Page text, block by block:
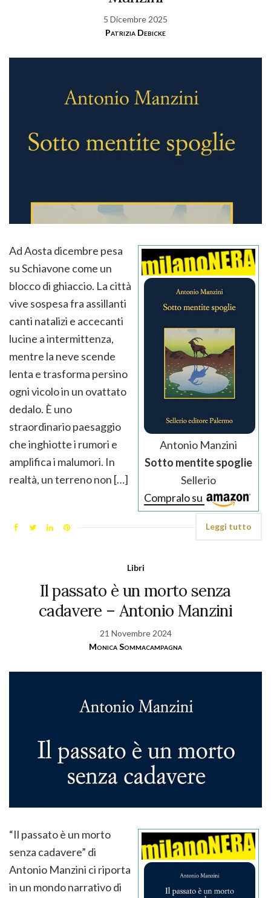
5 Dicembre 2025
Patrizia Debicke
Antonio Manzini
Sotto mentite spoglie
Sellerio
Compralo su
Ad Aosta dicembre pesa
su Schiavone come un
blocco di ghiaccio. La città
vive sospesa fra assillanti
canti natalizi e accecanti
lucine a intermittenza,
mentre la neve scende
lenta e trasforma persino
ogni vicolo in un ovattato
dedalo. È uno
straordinario paesaggio
che inghiotte i rumori e
amplifica i malumori. In
realtà, un terreno non […]
Leggi tutto
Libri
Il passato è un morto senza
cadavere – Antonio Manzini
21 Novembre 2024
Monica Sommacampagna
“Il passato è un morto
senza cadavere” di
Antonio Manzini ci riporta
in un mondo narrativo di